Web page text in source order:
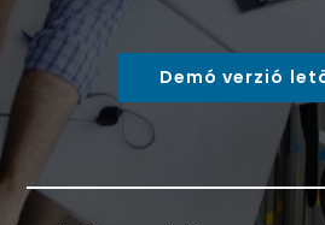
Demó verzió